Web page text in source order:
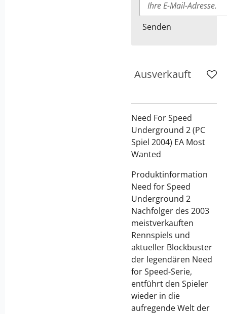
Senden
Ausverkauft
Need For Speed
Underground 2 (PC
Spiel 2004) EA Most
Wanted
Produktinformation
Need for Speed
Underground 2
Nachfolger des 2003
meistverkauften
Rennspiels und
aktueller Blockbuster
der legendären Need
for Speed-Serie,
entführt den Spieler
wieder in die
aufregende Welt der